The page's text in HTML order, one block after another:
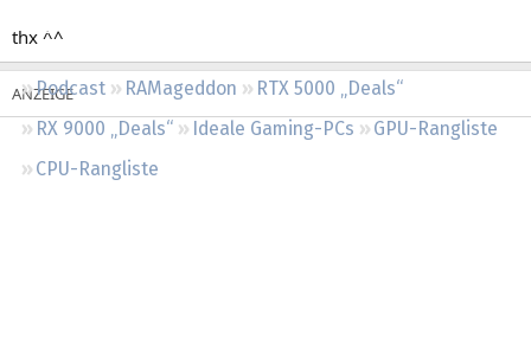
Podcast RAMageddon
RTX 5000 „Deals“
RX 9000 „Deals“
Ideale Gaming-PCs
GPU-Rangliste
CPU-Rangliste
thx ^^